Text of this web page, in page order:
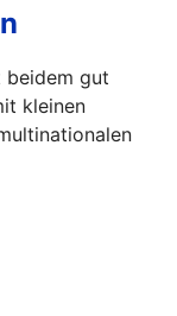
beidem gut
kleinen